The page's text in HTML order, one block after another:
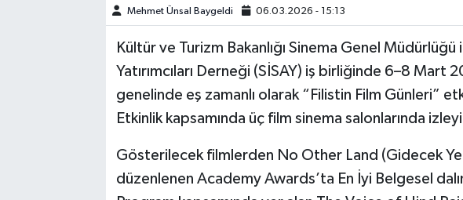
Mehmet Ünsal Baygeldi 06.03.2026 - 15:13
Kültür ve Turizm Bakanlığı Sinema Genel Müdürlüğü
Yatırımcıları Derneği (SİSAY) iş birliğinde 6–8 Mart
genelinde eş zamanlı olarak “Filistin Film Günleri”
Etkinlik kapsamında üç film sinema salonlarında
Gösterilecek filmlerden No Other Land (Gidecek
düzenlenen Academy Awards’ta En İyi Belgesel